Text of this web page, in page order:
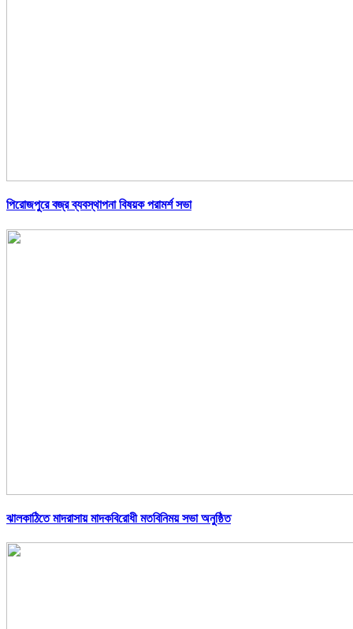
পিরোজপুরে বজ্র ব্যবস্থাপনা বিষয়ক পরামর্শ সভা
ঝালকাঠিতে মাদরাসায় মাদকবিরোধী মতবিনিময় সভা অনুষ্ঠিত